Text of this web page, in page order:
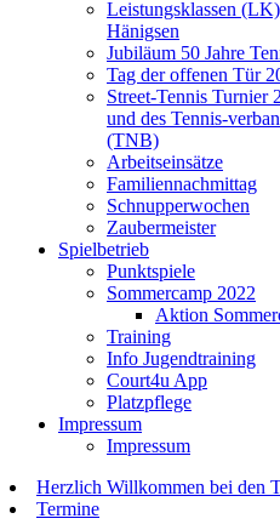
Leistungsklassen
Hänigsen
Jubiläum 50 Jahre
Tag der offenen Tür
Street-Tennis Turnier
und des Tennis-
(TNB)
Arbeitseinsätze
Familiennachmittag
Schnupperwochen
Zaubermeister
Spielbetrieb
Punktspiele
Sommercamp 2022
Aktion
Training
Info Jugendtraining
Court4u App
Platzpflege
Impressum
Impressum
Herzlich Willkommen bei den
Termine